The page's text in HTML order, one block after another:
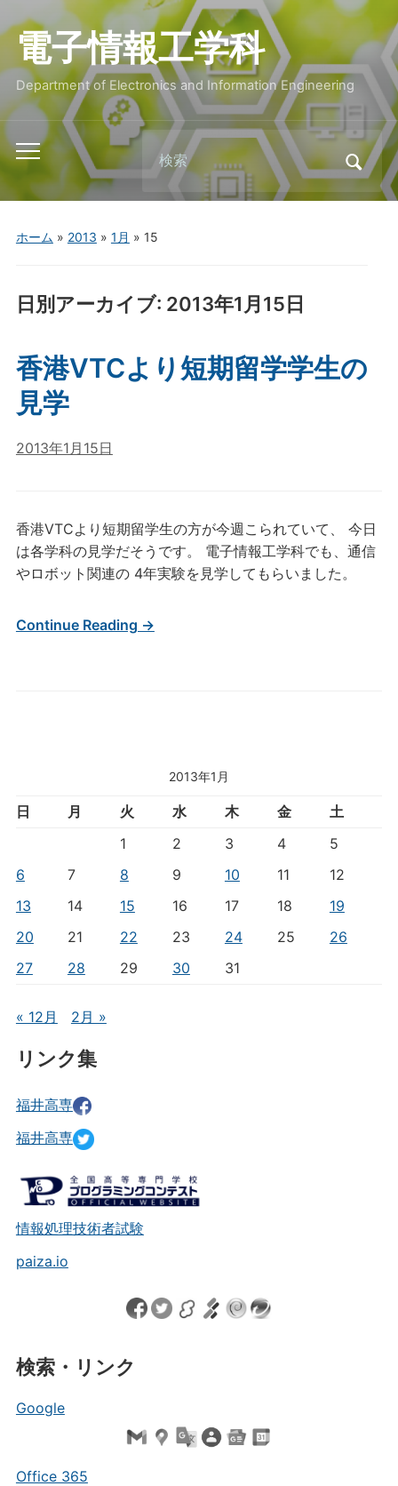
電子情報工学科
Department of Electronics and Information Engineering
Toggle
mobile
menu
Search
for:
ホーム » 2013 » 1月 » 15
日別アーカイブ: 2013年1月15日
2013年1月
日 月 火 水 木 金
土
1
2 3 4
5
6
7 8 9 10 11
12
13
14 15 16 17 18
19
20
21 22 23 24 25
26
27
28 29 30 31
« 12月 2月 »
リンク集
福井高専
福井高専
情報処理技術者試験
paiza.io
検索・リンク
Google
Office 365
香港VTCより短期留学学生の
見学
2013年1月15日
香港VTCより短期留学生の方が今週こられていて、 今日
は各学科の見学だそうです。 電子情報工学科でも、通信
やロボット関連の 4年実験を見学してもらいました。
Continue Reading →